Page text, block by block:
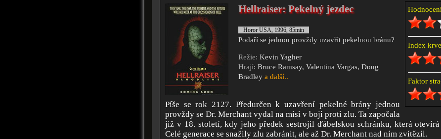
Index krve
Faktor
Hellraiser: Pekelný jezdec
Horor USA, 1996, 85min
Podaří se jednou provždy uzavřít pekelnou bránu?
Režie: Kevin Yagher
Hrají: Bruce Ramsay, Valentina Vargas, Doug
Bradley a další..
Píše se rok 2127. Předurčen k uzavření pekelné brány jednou
provždy se Dr. Merchant vydal na misi v boji proti zlu. Ta započala
již v 18. století, kdy jeho předek sestrojil ďábelskou schránku, která
Celé generace se snažily zlu zabránit, ale až Dr. Merchant nad ním zvítězil.